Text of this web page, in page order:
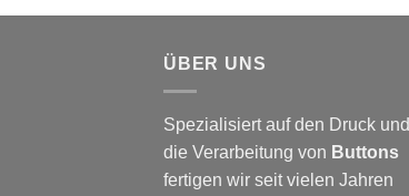
ÜBER UNS
Spezialisiert auf den Druck und
die Verarbeitung von Buttons
fertigen wir seit vielen Jahren